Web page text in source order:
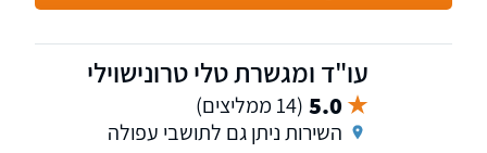
עו"ד ומגשרת טלי טרונישוילי
5.0 (14 ממליצים)
השירות ניתן גם לתושבי עפולה